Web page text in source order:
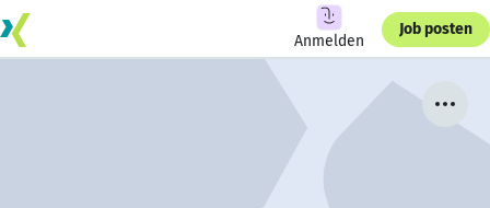
Anmelden
Job posten